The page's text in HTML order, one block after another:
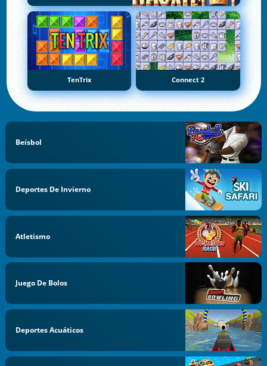
TenTrix Connect 2
Beísbol
Deportes De Invierno
Atletismo
Juego De Bolos
Deportes Acuáticos